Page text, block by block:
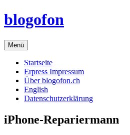
Zum
Inhalt
blogofon
Menü
Startseite
Erpress Impressum
Über blogofon.ch
English
Datenschutzerklärung
iPhone-Repariermann